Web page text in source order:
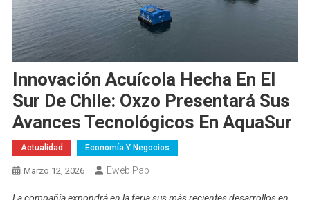
Innovación Acuícola Hecha En El
Sur De Chile: Oxzo Presentará Sus
Avances Tecnológicos En AquaSur
Actualidad Economía Y Negocios
Marzo 12, 2026 Eweb.pap
La compañía expondrá en la feria sus más recientes desarrollos en